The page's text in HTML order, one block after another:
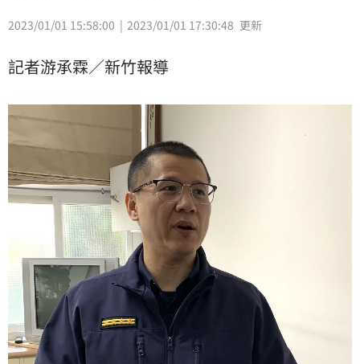
2023/01/01 15:58:00 2023/01/01 17:30:48 更新
記者游承霖／新竹報導